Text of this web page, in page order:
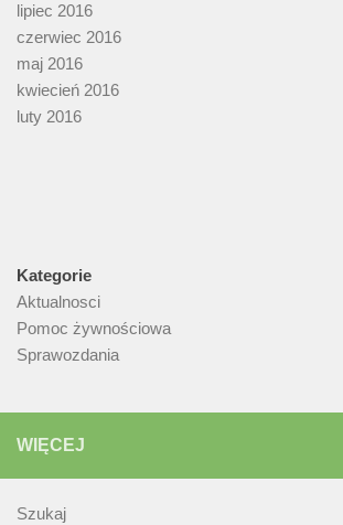
lipiec 2016
czerwiec 2016
maj 2016
kwiecień 2016
luty 2016
Kategorie
Aktualnosci
Pomoc żywnościowa
Sprawozdania
WIĘCEJ
Szukaj